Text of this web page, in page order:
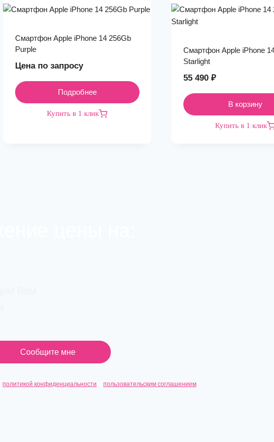
Смартфон Apple iPhone 14 256Gb
Purple
Цена по запросу
Подробнее
Купить в 1 клик
Смартфон Apple iPhone
Starlight
55 490 ₽
В корзину
Купить в 1 клик
Сообщите мне
политикой конфиденциальности пользовательским соглашением